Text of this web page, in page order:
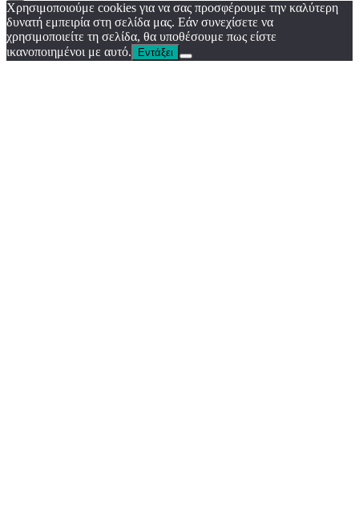
Χρησιμοποιούμε cookies για να σας προσφέρουμε την καλύτερη
δυνατή εμπειρία στη σελίδα μας. Εάν συνεχίσετε να
χρησιμοποιείτε τη σελίδα, θα υποθέσουμε πως είστε
ικανοποιημένοι με αυτό.
Εντάξει